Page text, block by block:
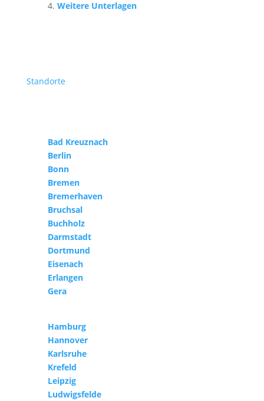
Weitere Unterlagen
Standorte
Bad Kreuznach
Berlin
Bonn
Bremen
Bremerhaven
Bruchsal
Buchholz
Darmstadt
Dortmund
Eisenach
Erlangen
Gera
Hamburg
Hannover
Karlsruhe
Krefeld
Leipzig
Ludwigsfelde